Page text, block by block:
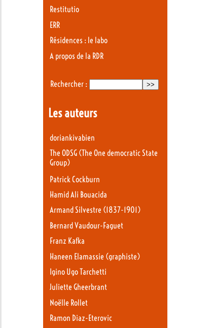
Restitutio
ERR
Résidences : le labo
A propos de la RDR
Rechercher :
Les auteurs
doriankivabien
The ODSG (The One democratic State
Group)
Patrick Cockburn
Hamid Ali Bouacida
Armand Silvestre (1837-1901)
Bernard Vaudour-Faguet
Franz Kafka
Haneen Elamassie (graphiste)
Igino Ugo Tarchetti
Juliette Gheerbrant
Noëlle Rollet
Ramon Diaz-Eterovic